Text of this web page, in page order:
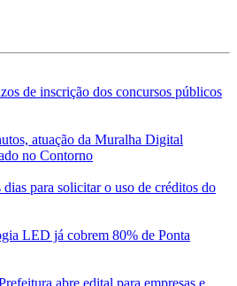
de inscrição dos concursos públicos
atuação da Muralha Digital
no Contorno
para solicitar o uso de créditos do
LED já cobrem 80% de Ponta
abre edital para empresas e